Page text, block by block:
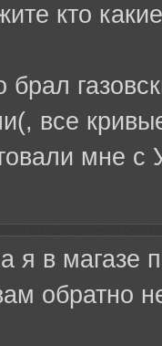
кто
брал
все
мне с
я в магазе
обратно